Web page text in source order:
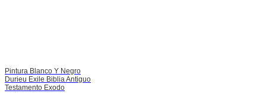
Pintura Blanco Y Negro
Durieu Exile Biblia Antiguo
Testamento Exodo